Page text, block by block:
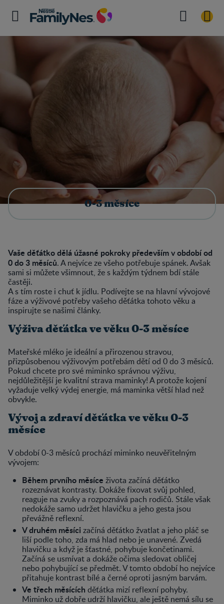
0-3 měsíce
Vaše děťátko dělá úžasné pokroky především v období od
0 do 3 měsíců. A nejvíce ze všeho potřebuje spánek. Avšak
sami si můžete všimnout, že s každým týdnem bdí stále
častěji.
A s tím roste i chuť k jídlu. Podívejte se na hlavní vývojové
fáze a výživové potřeby vašeho děťátka tohoto věku a
inspirujte se našimi články.
Výživa děťátka ve věku 0-3 měsíce
Mateřské mléko je ideální a přirozenou stravou,
přizpůsobenou výživovým potřebám dětí od 0 do 3 měsíců.
Pokud chcete pro své miminko správnou výživu,
nejdůležitější je kvalitní strava maminky! A protože kojení
vyžaduje velký výdej energie, má maminka větší hlad než
obvykle.
Vývoj a zdraví děťátka ve věku 0-3
měsíce
V období 0-3 měsíců prochází miminko neuvěřitelným
vývojem:
Během prvního měsíce života začíná děťátko
rozeznávat kontrasty. Dokáže fixovat svůj pohled,
reaguje na zvuky a rozpoznává pach rodičů. Stále však
nedokáže samo udržet hlavičku a jeho gesta jsou
převážně reflexní.
V druhém měsícizačíná děťátko žvatlat a jeho pláč se
liší podle toho, zda má hlad nebo je unavené. Zvedá
hlavičku a když je šťastné, pohybuje končetinami.
Začíná se usmívat a dokáže očima sledovat obličej
nebo pohybující se předmět. V tomto období ho nejvíce
přitahuje kontrast bílé a černé oproti jasným barvám.
Ve třech měsících děťátka mizí reflexní pohyby.
Miminko už dobře udrží hlavičku, ale ještě nemá sílu se